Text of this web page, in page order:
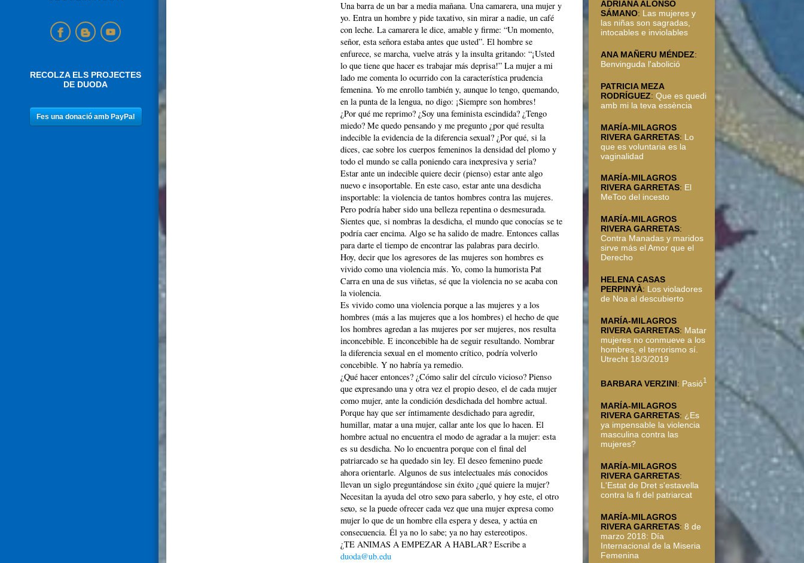
RECOLZA ELS PROJECTES
DE DUODA
Una barra de un bar a media mañana. Una camarera, una mujer y
yo. Entra un hombre y pide taxativo, sin mirar a nadie, un café
con leche. La camarera le dice, amable y firme: “Un momento,
señor, esta señora estaba antes que usted”. El hombre se
enfurece, se marcha, vuelve atrás y la insulta gritando: “¡Usted
lo que tiene que hacer es trabajar más deprisa!” La mujer a mi
lado me comenta lo ocurrido con la característica prudencia
femenina. Yo me enrollo también y, aunque lo tengo, quemando,
en la punta de la lengua, no digo: ¡Siempre son hombres!
¿Por qué me reprimo? ¿Soy una feminista escindida? ¿Tengo
miedo? Me quedo pensando y me pregunto ¿por qué resulta
indecible la evidencia de la diferencia sexual? ¿Por qué, si la
dices, cae sobre los cuerpos femeninos la densidad del plomo y
todo el mundo se calla poniendo cara inexpresiva y seria?
Estar ante un indecible quiere decir (pienso) estar ante algo
nuevo e insoportable. En este caso, estar ante una desdicha
insportable: la violencia de tantos hombres contra las mujeres.
Pero podría haber sido una belleza repentina o desmesurada.
Sientes que, si nombras la desdicha, el mundo que conocías se te
podría caer encima. Algo se ha salido de madre. Entonces callas
para darte el tiempo de encontrar las palabras para decirlo.
Hoy, decir que los agresores de las mujeres son hombres es
vivido como una violencia más. Yo, como la humorista Pat
Carra en una de sus viñetas, sé que la violencia no se acaba con
la violencia.
Es vivido como una violencia porque a las mujeres y a los
hombres (más a las mujeres que a los hombres) el hecho de que
los hombres agredan a las mujeres por ser mujeres, nos resulta
inconcebible. E inconcebible ha de seguir resultando. Nombrar
la diferencia sexual en el momento crítico, podría volverlo
concebible. Y no habría ya remedio.
¿Qué hacer entonces? ¿Cómo salir del círculo vicioso? Pienso
que expresando una y otra vez el propio deseo, el de cada mujer
como mujer, ante la condición desdichada del hombre actual.
Porque hay que ser íntimamente desdichado para agredir,
humillar, matar a una mujer, callar ante los que lo hacen. El
hombre actual no encuentra el modo de agradar a la mujer: esta
es su desdicha. No lo encuentra porque con el final del
patriarcado se ha quedado sin ley. El deseo femenino puede
ahora orientarle. Algunos de sus intelectuales más conocidos
llevan un siglo preguntándose sin éxito ¿qué quiere la mujer?
Necesitan la ayuda del otro sexo para saberlo, y hoy este, el otro
sexo, se la puede ofrecer cada vez que una mujer expresa como
mujer lo que de un hombre ella espera y desea, y actúa en
consecuencia. Él ya no lo sabe; ya no hay estereotipos.
¿TE ANIMAS A EMPEZAR A HABLAR? Escribe a
duoda@ub.edu
ADRIANA ALONSO
SÁMANO: Las mujeres y
las niñas son sagradas,
intocables e inviolables
ANA MAÑERU MÉNDEZ:
Benvinguda l'abolició
PATRICIA MEZA
RODRÍGUEZ:Que es quedi
amb mi la teva essència
MARÍA-MILAGROS
RIVERA GARRETAS: Lo
que es voluntaria es la
vaginalidad
MARÍA-MILAGROS
RIVERA GARRETAS: El
MeToo del incesto
MARÍA-MILAGROS
RIVERA GARRETAS:
Contra Manadas y maridos
sirve más el Amor que el
Derecho
HELENA CASAS
PERPINYÀ: Los violadores
de Noa al descubierto
MARÍA-MILAGROS
RIVERA GARRETAS: Matar
mujeres no conmueve a los
hombres, el terrorismo sí.
Utrecht 18/3/2019
BARBARA VERZINI: Pasió1
MARÍA-MILAGROS
RIVERA GARRETAS: ¿Es
ya impensable la violencia
masculina contra las
mujeres?
MARÍA-MILAGROS
RIVERA GARRETAS:
L'Estat de Dret s'estavella
contra la fi del patriarcat
MARÍA-MILAGROS
RIVERA GARRETAS:8 de
marzo 2018: Día
Internacional de la Miseria
Femenina